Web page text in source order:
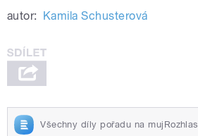
autor: Kamila Schusterová
Všechny díly pořadu na mujRozhlas